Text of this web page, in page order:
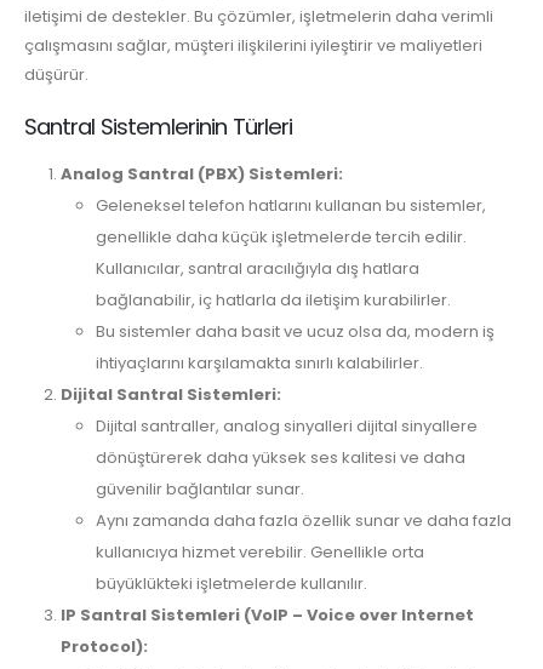
iletişimi de destekler. Bu çözümler, işletmelerin daha verimli
çalışmasını sağlar, müşteri ilişkilerini iyileştirir ve maliyetleri
düşürür.
Santral Sistemlerinin Türleri
Analog Santral (PBX) Sistemleri:
Geleneksel telefon hatlarını kullanan bu sistemler,
genellikle daha küçük işletmelerde tercih edilir.
Kullanıcılar, santral aracılığıyla dış hatlara
bağlanabilir, iç hatlarla da iletişim kurabilirler.
Bu sistemler daha basit ve ucuz olsa da, modern iş
ihtiyaçlarını karşılamakta sınırlı kalabilirler.
Dijital Santral Sistemleri:
Dijital santraller, analog sinyalleri dijital sinyallere
dönüştürerek daha yüksek ses kalitesi ve daha
güvenilir bağlantılar sunar.
Aynı zamanda daha fazla özellik sunar ve daha fazla
kullanıcıya hizmet verebilir. Genellikle orta
büyüklükteki işletmelerde kullanılır.
IP Santral Sistemleri (VoIP – Voice over Internet
Protocol):